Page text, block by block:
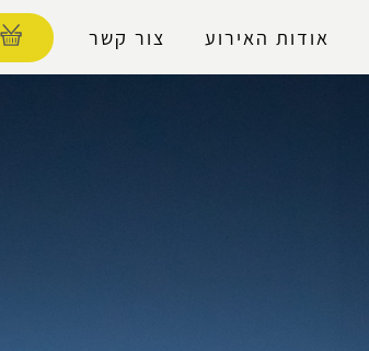
אודות האירוע צור קשר